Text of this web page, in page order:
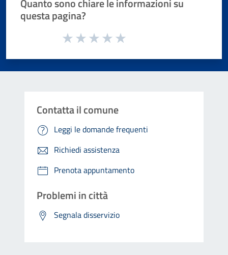
Quanto sono chiare le informazioni su
questa pagina?
Valuta da 1 a 5 stelle la pagina
Contatta il comune
Leggi le domande frequenti
Richiedi assistenza
Prenota appuntamento
Problemi in città
Segnala disservizio